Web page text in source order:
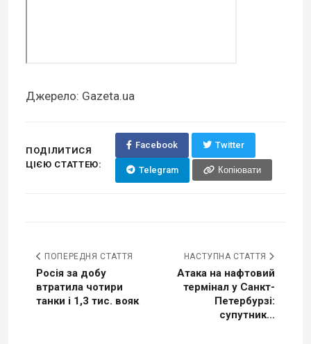
Джерело: Gazeta.ua
ПОДІЛИТИСЯ
ЦІЄЮ СТАТТЕЮ:
Facebook Twitter
Telegram Копіювати
ПОПЕРЕДНЯ СТАТТЯ
Росія за добу
втратила чотири
танки і 1,3 тис. вояк
НАСТУПНА СТАТТЯ
Атака на нафтовий
термінал у Санкт-
Петербурзі:
супутник...